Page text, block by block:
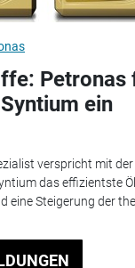
Petronas
ein
verspricht mit der
das effizientste
eine Steigerung der